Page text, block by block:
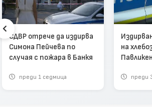
СДВР отрече да издирва
Симона Пейчева по
случая с пожара в Банкя
преди 1 седмица
на
разходи
преди